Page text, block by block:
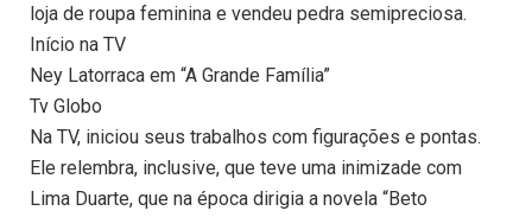
loja de roupa feminina e vendeu pedra semipreciosa.
Início na TV
Ney Latorraca em “A Grande Família”
Tv Globo
Na TV, iniciou seus trabalhos com figurações e pontas.
Ele relembra, inclusive, que teve uma inimizade com
Lima Duarte, que na época dirigia a novela “Beto